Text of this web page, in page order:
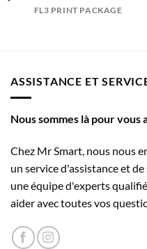
FL3 PRINT PACKAGE
ASSISTANCE ET
Nous sommes là pour vous
Chez Mr Smart, nous nous
un service d'assistance et
une équipe d'experts
aider avec toutes vos